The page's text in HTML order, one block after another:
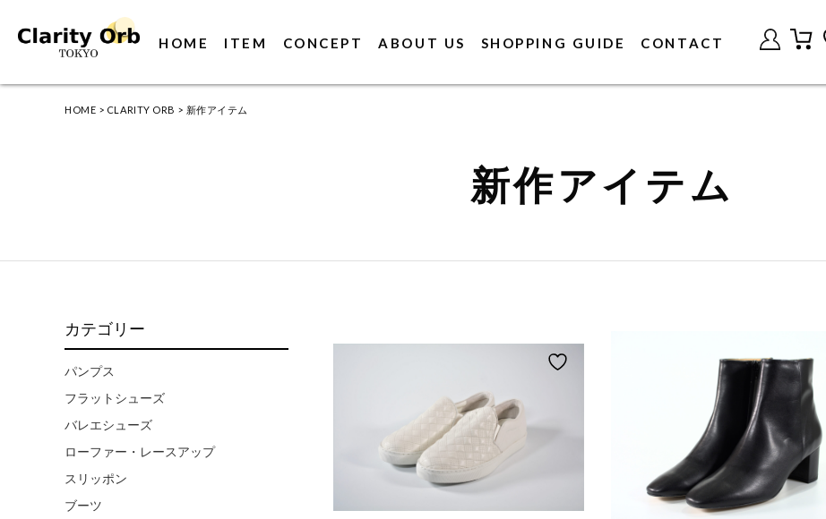
HOME ITEM CONCEPT ABOUT US SHOPPING GUIDE CONTACT
HOME > CLARITY ORB > 新作アイテム
新作アイテム
カテゴリー
パンプス
フラットシューズ
バレエシューズ
ローファー・レースアップ
スリッポン
ブーツ